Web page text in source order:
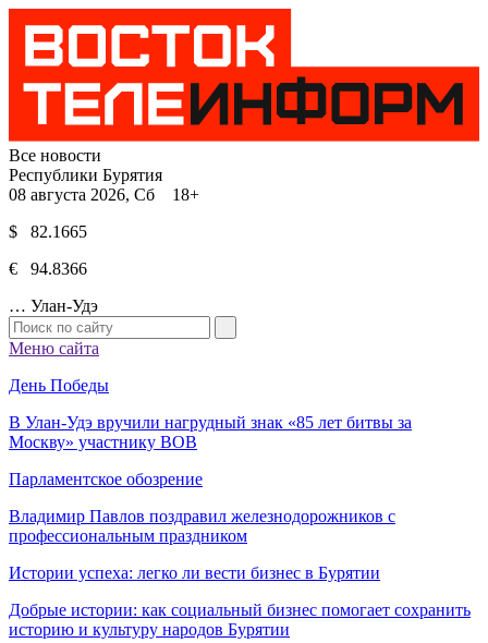
Все новости
Республики Бурятия
08 августа 2026, Сб 18+
$ 82.1665
€ 94.8366
… Улан-Удэ
Меню сайта
День Победы
В Улан-Удэ вручили нагрудный знак «85 лет битвы за
Москву» участнику ВОВ
Парламентское обозрение
Владимир Павлов поздравил железнодорожников с
профессиональным праздником
Истории успеха: легко ли вести бизнес в Бурятии
Добрые истории: как социальный бизнес помогает сохранить
историю и культуру народов Бурятии